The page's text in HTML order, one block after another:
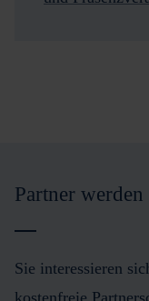
Partner werden
Sie interessieren
kostenfreie